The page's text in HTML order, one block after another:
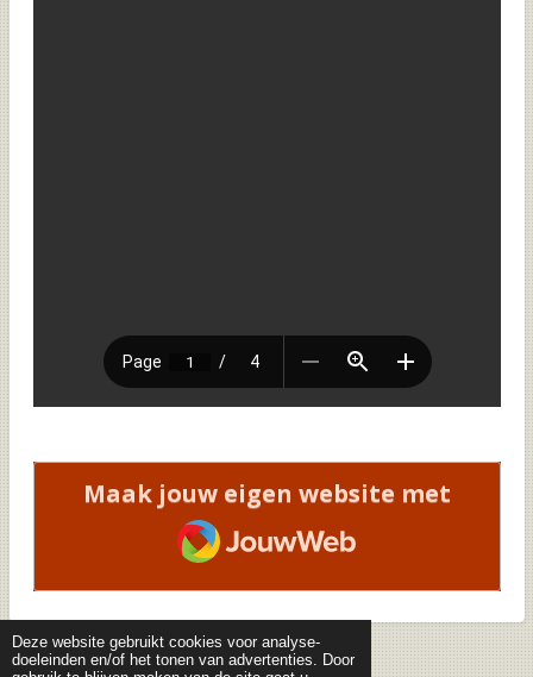
Deze website gebruikt cookies voor analyse-
doeleinden en/of het tonen van advertenties. Door
Maak jouw eigen website met
JouwWeb